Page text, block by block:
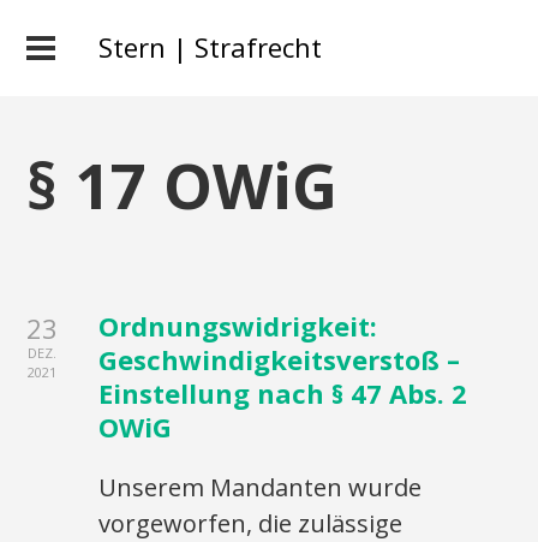
Stern | Strafrecht
§ 17 OWiG
23
DEZ.
2021
Ordnungswidrigkeit:
Geschwindigkeitsverstoß –
Einstellung nach § 47 Abs. 2
OWiG
Unserem Mandanten wurde
vorgeworfen, die zulässige